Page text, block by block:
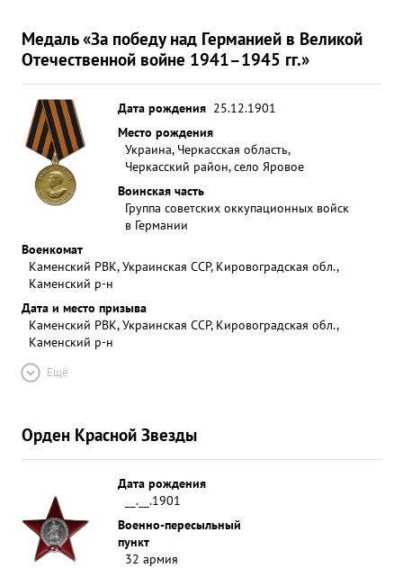
Медаль «За победу над Германией в Великой
Отечественной войне 1941–1945 гг.»
Дата рождения 25.12.1901
Место рождения
Украина, Черкасская область,
Черкасский район, село Яровое
Воинская часть
Группа советских оккупационных войск
в Германии
Военкомат
Каменский РВК, Украинская ССР, Кировоградская обл.,
Каменский р-н
Дата и место призыва
Каменский РВК, Украинская ССР, Кировоградская обл.,
Каменский р-н
Ещё
Орден Красной Звезды
Дата рождения
__.__.1901
Военно-пересыльный
пункт
32 армия